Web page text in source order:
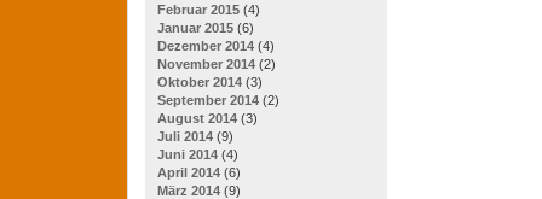
Februar 2015 (4)
Januar 2015 (6)
Dezember 2014 (4)
November 2014 (2)
Oktober 2014 (3)
September 2014 (2)
August 2014 (3)
Juli 2014 (9)
Juni 2014 (4)
April 2014 (6)
März 2014 (9)